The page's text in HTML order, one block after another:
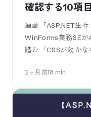
確認する10項
シュとパスの罠
連載「ASP.NET生
WinForms業務SEが
踏む「CSSが効か
2ヶ月前18 min